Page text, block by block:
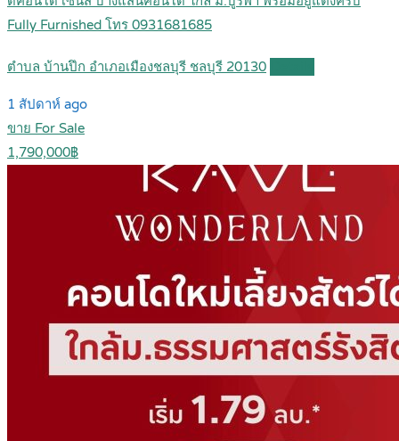
Fully Furnished โทร 0931681685
ตำบล บ้านปึก อำเภอเมืองชลบุรี ชลบุรี 20130
1 สัปดาห์ ago
ขาย For Sale
1,790,000฿